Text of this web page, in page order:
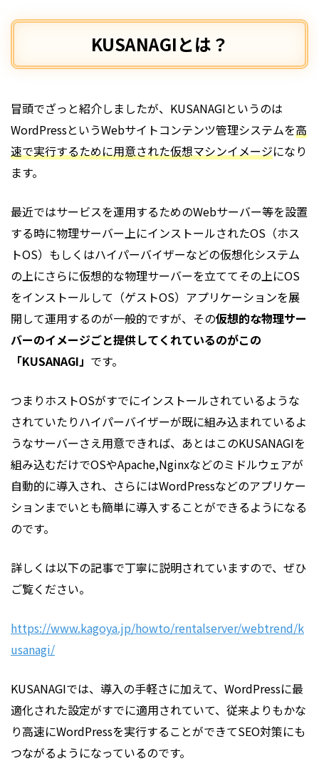
KUSANAGIとは？
冒頭でざっと紹介しましたが、KUSANAGIというのは
WordPressというWebサイトコンテンツ管理システムを高
速で実行するために用意された仮想マシンイメージになり
ます。
最近ではサービスを運用するためのWebサーバー等を設置
する時に物理サーバー上にインストールされたOS（ホス
トOS）もしくはハイパーバイザーなどの仮想化システム
の上にさらに仮想的な物理サーバーを立ててその上にOS
をインストールして（ゲストOS）アプリケーションを展
開して運用するのが一般的ですが、その仮想的な物理サー
バーのイメージごと提供してくれているのがこの
「KUSANAGI」 です。
つまりホストOSがすでにインストールされているような
されていたりハイパーバイザーが既に組み込まれているよ
うなサーバーさえ用意できれば、あとはこのKUSANAGIを
組み込むだけでOSやApache,Nginxなどのミドルウェアが
自動的に導入され、さらにはWordPressなどのアプリケー
ションまでいとも簡単に導入することができるようになる
のです。
詳しくは以下の記事で丁寧に説明されていますので、ぜひ
ご覧ください。
https://www.kagoya.jp/howto/rentalserver/webtrend/k
usanagi/
KUSANAGIでは、導入の手軽さに加えて、WordPressに最
適化された設定がすでに適用されていて、従来よりもかな
り高速にWordPressを実行することができてSEO対策にも
つながるようになっているのです。